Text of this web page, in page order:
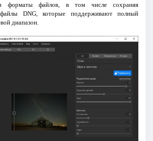
форматы файлов, в том числе сохраняя
файлы DNG, которые поддерживают полный
диапазон.